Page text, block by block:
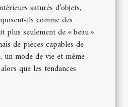
saturés d’objets,
ils comme des
plus seulement de « beau »
de pièces capables de
un mode de vie et même
que les tendances